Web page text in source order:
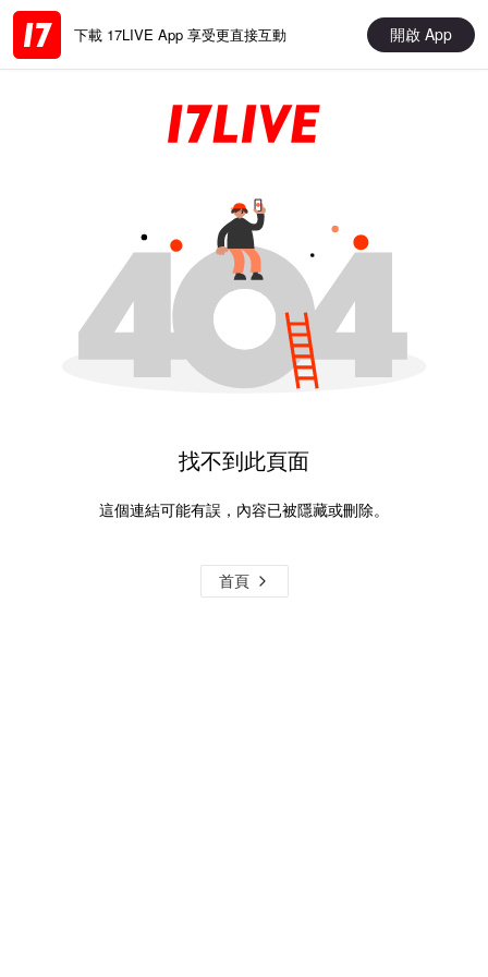
下載 17LIVE App 享受更直接互動 開啟 App
找不到此頁面
這個連結可能有誤，內容已被隱藏或刪除。
首頁